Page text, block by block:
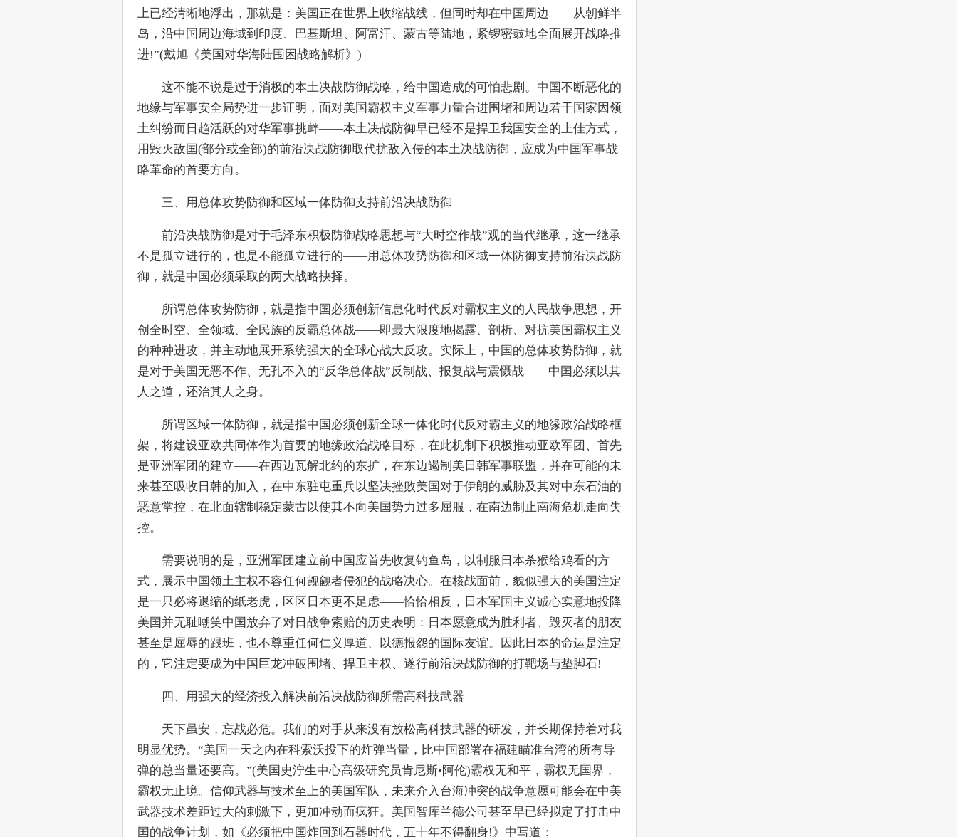
上已经清晰地浮出，那就是：美国正在世界上收缩战线，但同时却在中国周边——从朝鲜半
岛，沿中国周边海域到印度、巴基斯坦、阿富汗、蒙古等陆地，紧锣密鼓地全面展开战略推
进!”(戴旭《美国对华海陆围困战略解析》)
这不能不说是过于消极的本土决战防御战略，给中国造成的可怕悲剧。中国不断恶化的
地缘与军事安全局势进一步证明，面对美国霸权主义军事力量合进围堵和周边若干国家因领
土纠纷而日趋活跃的对华军事挑衅——本土决战防御早已经不是捍卫我国安全的上佳方式，
用毁灭敌国(部分或全部)的前沿决战防御取代抗敌入侵的本土决战防御，应成为中国军事战
略革命的首要方向。
三、用总体攻势防御和区域一体防御支持前沿决战防御
前沿决战防御是对于毛泽东积极防御战略思想与“大时空作战”观的当代继承，这一继承
不是孤立进行的，也是不能孤立进行的——用总体攻势防御和区域一体防御支持前沿决战防
御，就是中国必须采取的两大战略抉择。
所谓总体攻势防御，就是指中国必须创新信息化时代反对霸权主义的人民战争思想，开
创全时空、全领域、全民族的反霸总体战——即最大限度地揭露、剖析、对抗美国霸权主义
的种种进攻，并主动地展开系统强大的全球心战大反攻。实际上，中国的总体攻势防御，就
是对于美国无恶不作、无孔不入的“反华总体战”反制战、报复战与震慑战——中国必须以其
人之道，还治其人之身。
所谓区域一体防御，就是指中国必须创新全球一体化时代反对霸主义的地缘政治战略框
架，将建设亚欧共同体作为首要的地缘政治战略目标，在此机制下积极推动亚欧军团、首先
是亚洲军团的建立——在西边瓦解北约的东扩，在东边遏制美日韩军事联盟，并在可能的未
来甚至吸收日韩的加入，在中东驻屯重兵以坚决挫败美国对于伊朗的威胁及其对中东石油的
恶意掌控，在北面辖制稳定蒙古以使其不向美国势力过多屈服，在南边制止南海危机走向失
控。
需要说明的是，亚洲军团建立前中国应首先收复钓鱼岛，以制服日本杀猴给鸡看的方
式，展示中国领土主权不容任何觊觎者侵犯的战略决心。在核战面前，貌似强大的美国注定
是一只必将退缩的纸老虎，区区日本更不足虑——恰恰相反，日本军国主义诚心实意地投降
美国并无耻嘲笑中国放弃了对日战争索赔的历史表明：日本愿意成为胜利者、毁灭者的朋友
甚至是屈辱的跟班，也不尊重任何仁义厚道、以德报怨的国际友谊。因此日本的命运是注定
的，它注定要成为中国巨龙冲破围堵、捍卫主权、遂行前沿决战防御的打靶场与垫脚石!
四、用强大的经济投入解决前沿决战防御所需高科技武器
天下虽安，忘战必危。我们的对手从来没有放松高科技武器的研发，并长期保持着对我
明显优势。“美国一天之内在科索沃投下的炸弹当量，比中国部署在福建瞄准台湾的所有导
弹的总当量还要高。”(美国史泞生中心高级研究员肯尼斯•阿伦)霸权无和平，霸权无国界，
霸权无止境。信仰武器与技术至上的美国军队，未来介入台海冲突的战争意愿可能会在中美
武器技术差距过大的刺激下，更加冲动而疯狂。美国智库兰德公司甚至早已经拟定了打击中
国的战争计划，如《必须把中国炸回到石器时代，五十年不得翻身!》中写道：